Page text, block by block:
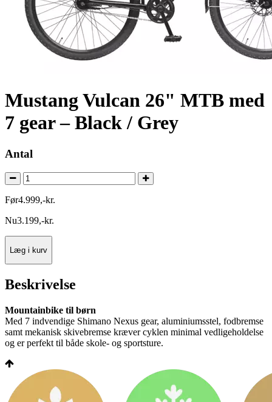
Mustang Vulcan 26" MTB med
7 gear – Black / Grey
Antal
Før4.999,-kr.
Nu3.199,-kr.
Læg i kurv
Beskrivelse
Mountainbike til børn
Med 7 indvendige Shimano Nexus gear, aluminiumsstel, fodbremse
samt mekanisk skivebremse kræver cyklen minimal vedligeholdelse
og er perfekt til både skole- og sportsture.